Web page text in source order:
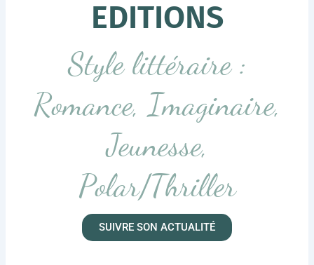
EDITIONS
Style littéraire :
Romance, Imaginaire,
Jeunesse,
Polar/Thriller
SUIVRE SON ACTUALITÉ